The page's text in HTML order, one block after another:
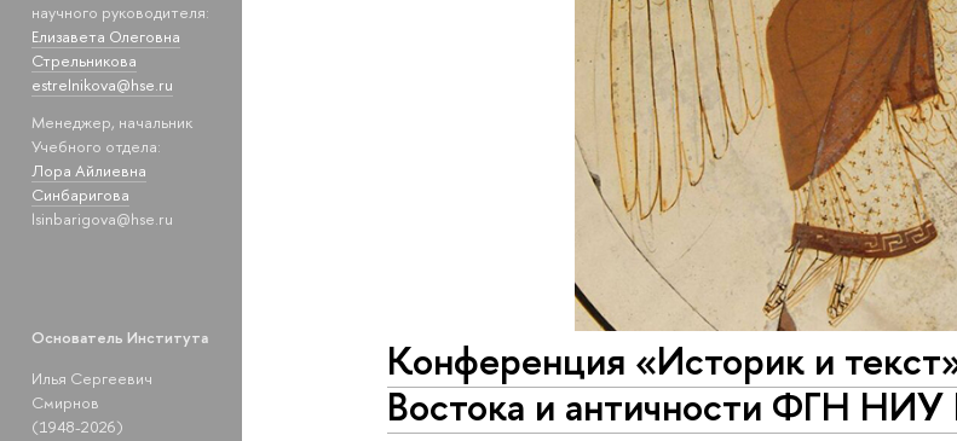
научного руководителя:
Елизавета Олеговна
Стрельникова
estrelnikova@hse.ru
Менеджер, начальник
Учебного отдела:
Лора Айлиевна
Синбаригова
lsinbarigova@hse.ru
Основатель Института
Илья Сергеевич
Смирнов
(1948-2026)
Конференция «Историк и
Востока и античности ФГН